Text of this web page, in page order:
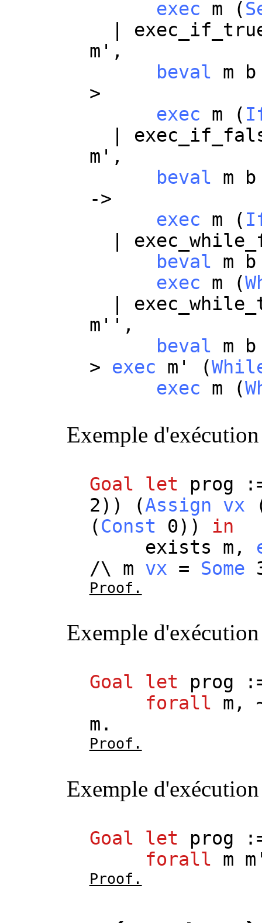
exec
m (
m ',
beval
m
b
>
exec
m (
m ',
beval
m
b
->
exec
m (
beval
m
b
exec
m (
m '',
beval
m
b
> exec m ' (
exec
m (
Exemple
Goal let prog
2)) (Assign vx
(Const 0)) in
exists
m ,
/\ m vx = Some
Proof.
Exemple
Goal let prog
forall
m ,
m .
Proof.
Exemple
Goal let prog
forall
m m
Proof.